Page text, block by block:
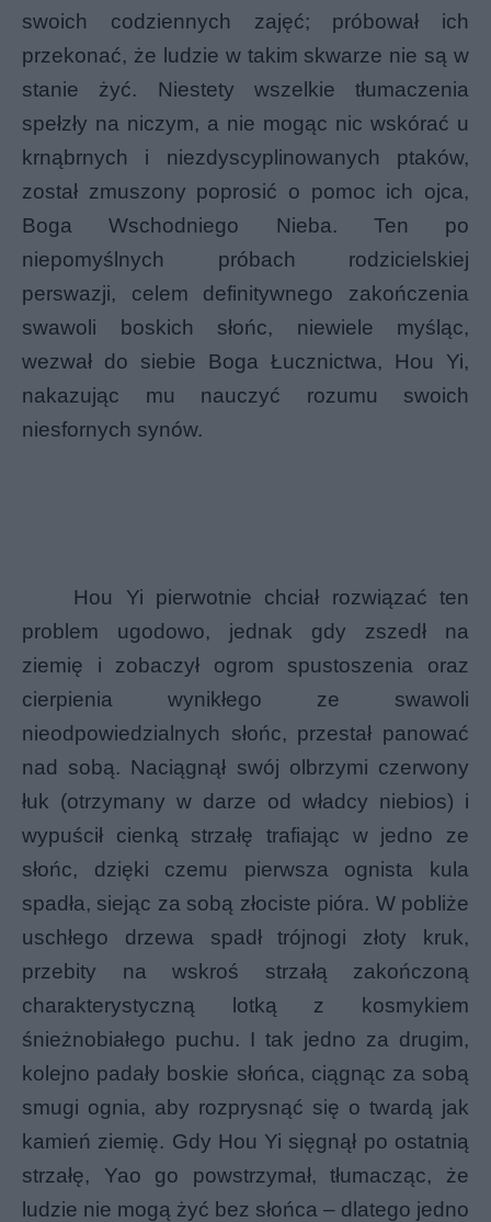
swoich codziennych zajęć; próbował ich
przekonać, że ludzie w takim skwarze nie są w
stanie żyć. Niestety wszelkie tłumaczenia
spełzły na niczym, a nie mogąc nic wskórać u
krnąbrnych i niezdyscyplinowanych ptaków,
został zmuszony poprosić o pomoc ich ojca,
Boga Wschodniego Nieba. Ten po
niepomyślnych próbach rodzicielskiej
perswazji, celem definitywnego zakończenia
swawoli boskich słońc, niewiele myśląc,
wezwał do siebie Boga Łucznictwa, Hou Yi,
nakazując mu nauczyć rozumu swoich
niesfornych synów.
Hou Yi pierwotnie chciał rozwiązać ten
problem ugodowo, jednak gdy zszedł na
ziemię i zobaczył ogrom spustoszenia oraz
cierpienia wynikłego ze swawoli
nieodpowiedzialnych słońc, przestał panować
nad sobą. Naciągnął swój olbrzymi czerwony
łuk (otrzymany w darze od władcy niebios) i
wypuścił cienką strzałę trafiając w jedno ze
słońc, dzięki czemu pierwsza ognista kula
spadła, siejąc za sobą złociste pióra. W pobliże
uschłego drzewa spadł trójnogi złoty kruk,
przebity na wskroś strzałą zakończoną
charakterystyczną lotką z kosmykiem
śnieżnobiałego puchu. I tak jedno za drugim,
kolejno padały boskie słońca, ciągnąc za sobą
smugi ognia, aby rozprysnąć się o twardą jak
kamień ziemię. Gdy Hou Yi sięgnął po ostatnią
strzałę, Yao go powstrzymał, tłumacząc, że
ludzie nie mogą żyć bez słońca – dlatego jedno